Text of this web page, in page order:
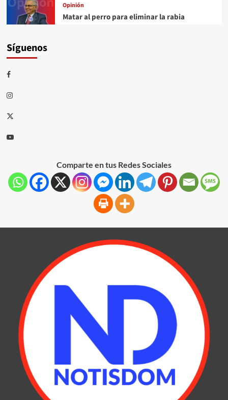
Opinión
Matar al perro para eliminar la rabia
Síguenos
Comparte en tus Redes Sociales